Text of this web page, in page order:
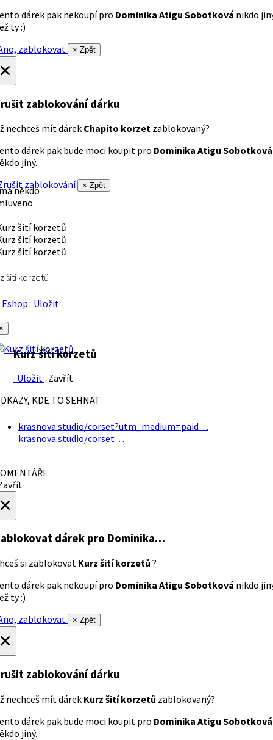
dárek pak nekoupí pro Dominika Atigu Sobotková nikdo
ty :)
zablokovat
× Zpět
zablokování dárku
nechceš mít dárek Chapito korzet zablokovaný?
dárek pak bude moci koupit pro Dominika Atigu Sobotková
jiný.
zablokování
× Zpět
někdo
šití korzetů
Uložit
Kurz šití korzetů
Uložit Zavřít
KDE TO SEHNAT
krasnova.studio/corset?utm_medium=paid…
krasnova.studio/corset…
dárek pro Dominika…
si zablokovat Kurz šití korzetů ?
dárek pak nekoupí pro Dominika Atigu Sobotková nikdo
ty :)
zablokovat
× Zpět
zablokování dárku
nechceš mít dárek Kurz šití korzetů zablokovaný?
dárek pak bude moci koupit pro Dominika Atigu Sobotková
jiný.